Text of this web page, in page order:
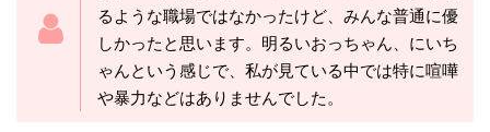
るような職場ではなかったけど、みんな普通に優
しかったと思います。明るいおっちゃん、にいち
ゃんという感じで、私が見ている中では特に喧嘩
や暴力などはありませんでした。